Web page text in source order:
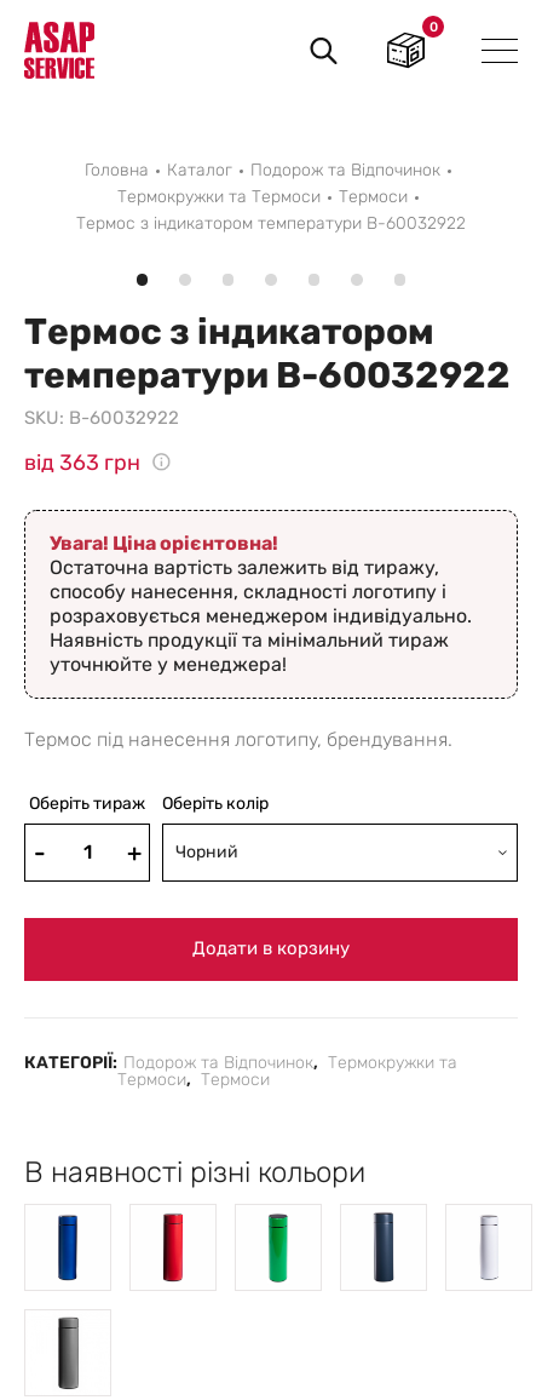
Пошук
товарів
0
Головна Каталог
Подорож та Відпочинок
Термокружки та Термоси
Термоси
Термос з індикатором температури B-60032922
Термос з індикатором
температури B-60032922
SKU: B-60032922
від 363 грн
Увага! Ціна орієнтовна!
Остаточна вартість залежить від тиражу,
способу нанесення, складності логотипу і
розраховується менеджером індивідуально.
Наявність продукції та мінімальний тираж
уточнюйте у менеджера!
Термос під нанесення логотипу, брендування.
Оберіть тираж Оберіть колір
Чорний
Додати в корзину
КАТЕГОРІЇ: Подорож та Відпочинок, Термокружки та
Термоси, Термоси
В наявності різні кольори